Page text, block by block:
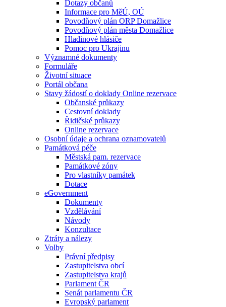
Dotazy občanů
Informace pro MěÚ, OÚ
Povodňový plán ORP Domažlice
Povodňový plán města Domažlice
Hladinové hlásiče
Pomoc pro Ukrajinu
Významné dokumenty
Formuláře
Životní situace
Portál občana
Stavy žádostí o doklady Online rezervace
Občanské průkazy
Cestovní doklady
Řidičské průkazy
Online rezervace
Osobní údaje a ochrana oznamovatelů
Památková péče
Městská pam. rezervace
Památkové zóny
Pro vlastníky památek
Dotace
eGovernment
Dokumenty
Vzdělávání
Návody
Konzultace
Ztráty a nálezy
Volby
Právní předpisy
Zastupitelstva obcí
Zastupitelstva krajů
Parlament ČR
Senát parlamentu ČR
Evropský parlament